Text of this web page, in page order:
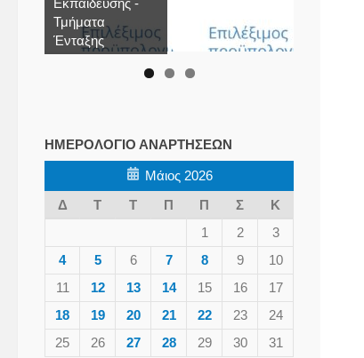
Τμήματα
Ένταξης
ΗΜΕΡΟΛΌΓΙΟ ΑΝΑΡΤΉΣΕΩΝ
Μάιος 2026
Δ
Τ Τ Π Π Σ
Κ
1
2
3
4
5 6 7 8 9
10
11
12 13 14 15 16
17
18
19 20 21 22 23
24
25
26 27 28 29 30
31